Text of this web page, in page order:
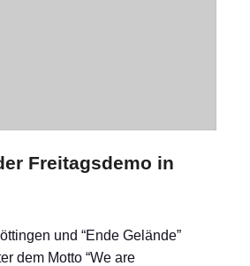
Freitagsdemo in
und “Ende Gelände”
dem Motto “We are